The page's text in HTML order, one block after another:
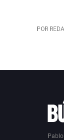
POR